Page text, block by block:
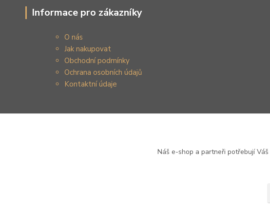
Informace pro zákazníky
O nás
Jak nakupovat
Obchodní podmínky
Ochrana osobních údajů
Kontaktní údaje
Náš e-shop a partneři potřebují Váš